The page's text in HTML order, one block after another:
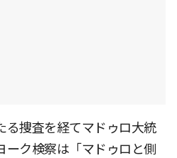
る捜査を経てマドゥロ大統
ーク検察は「マドゥロと側